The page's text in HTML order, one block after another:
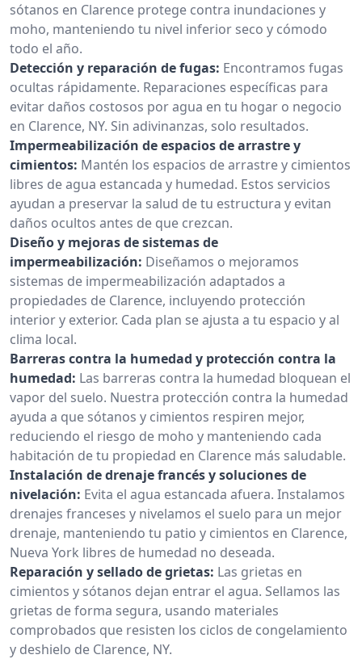
sótanos en Clarence protege contra inundaciones y
moho, manteniendo tu nivel inferior seco y cómodo
todo el año.
Detección y reparación de fugas: Encontramos fugas
ocultas rápidamente. Reparaciones específicas para
evitar daños costosos por agua en tu hogar o negocio
en Clarence, NY. Sin adivinanzas, solo resultados.
Impermeabilización de espacios de arrastre y
cimientos: Mantén los espacios de arrastre y cimientos
libres de agua estancada y humedad. Estos servicios
ayudan a preservar la salud de tu estructura y evitan
daños ocultos antes de que crezcan.
Diseño y mejoras de sistemas de
impermeabilización: Diseñamos o mejoramos
sistemas de impermeabilización adaptados a
propiedades de Clarence, incluyendo protección
interior y exterior. Cada plan se ajusta a tu espacio y al
clima local.
Barreras contra la humedad y protección contra la
humedad: Las barreras contra la humedad bloquean el
vapor del suelo. Nuestra protección contra la humedad
ayuda a que sótanos y cimientos respiren mejor,
reduciendo el riesgo de moho y manteniendo cada
habitación de tu propiedad en Clarence más saludable.
Instalación de drenaje francés y soluciones de
nivelación: Evita el agua estancada afuera. Instalamos
drenajes franceses y nivelamos el suelo para un mejor
drenaje, manteniendo tu patio y cimientos en Clarence,
Nueva York libres de humedad no deseada.
Reparación y sellado de grietas: Las grietas en
cimientos y sótanos dejan entrar el agua. Sellamos las
grietas de forma segura, usando materiales
comprobados que resisten los ciclos de congelamiento
y deshielo de Clarence, NY.